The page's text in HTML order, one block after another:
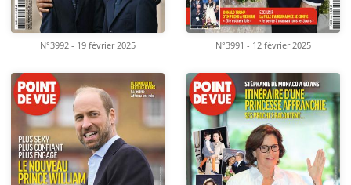
N°3992 - 19 février 2025 N°3991 - 12 février 2025